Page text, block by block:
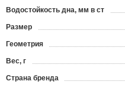
Водостойкость дна, мм в ст
Размер
Геометрия
Вес, г
Страна бренда